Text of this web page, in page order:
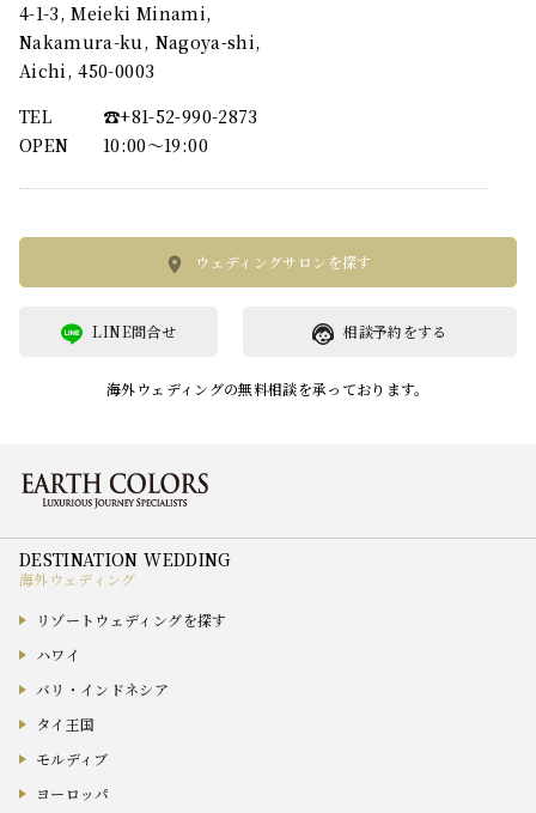
4-1-3, Meieki Minami,
Nakamura-ku, Nagoya-shi,
Aichi, 450-0003
TEL
☎︎+81-52-990-2873
OPEN
10:00〜19:00
ウェディングサロンを探す
相談予約をする
LINE問合せ
海外ウェディングの無料相談を承っております。
海外ウェディング
リゾートウェディングを探す
ハワイ
バリ・インドネシア
タイ王国
モルディブ
ヨーロッパ